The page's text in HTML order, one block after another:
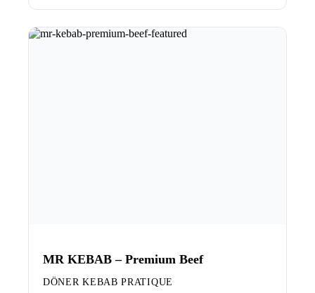
MR KEBAB – Premium Beef
DÖNER KEBAB PRATIQUE